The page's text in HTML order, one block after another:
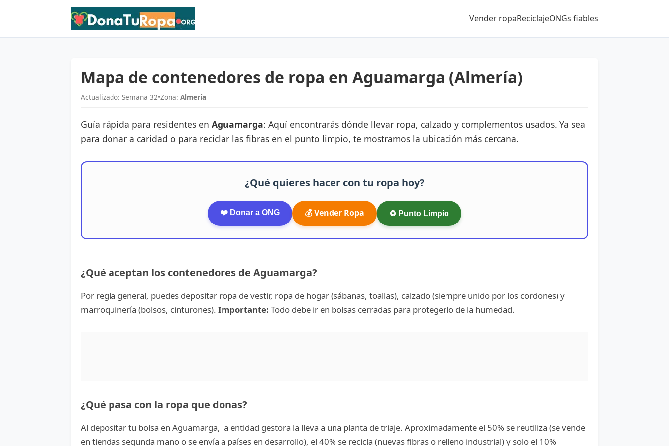
Vender ropaReciclajeONGs fiables
Mapa de contenedores de ropa en Aguamarga (Almería)
Actualizado: Semana 32•Zona: Almería
Guía rápida para residentes en Aguamarga: Aquí encontrarás dónde llevar ropa, calzado y complementos usados. Ya sea
para donar a caridad o para reciclar las fibras en el punto limpio, te mostramos la ubicación más cercana.
¿Qué quieres hacer con tu ropa hoy?
❤️ Donar a ONG 💰 Vender Ropa ♻️ Punto Limpio
¿Qué aceptan los contenedores de Aguamarga?
Por regla general, puedes depositar ropa de vestir, ropa de hogar (sábanas, toallas), calzado (siempre unido por los cordones) y
marroquinería (bolsos, cinturones). Importante: Todo debe ir en bolsas cerradas para protegerlo de la humedad.
¿Qué pasa con la ropa que donas?
Al depositar tu bolsa en Aguamarga, la entidad gestora la lleva a una planta de triaje. Aproximadamente el 50% se reutiliza (se vende
en tiendas segunda mano o se envía a países en desarrollo), el 40% se recicla (nuevas fibras o relleno industrial) y solo el 10%